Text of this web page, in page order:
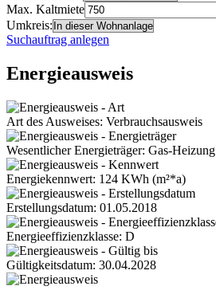
Max. Kaltmiete
Umkreis:
Suchauftrag anlegen
Energieausweis
Art des Ausweises: Verbrauchsausweis
Wesentlicher Energieträger: Gas-Heizung
Energiekennwert: 124 KWh (m²*a)
Erstellungsdatum: 01.05.2018
Energieeffizienzklasse: D
Gültigkeitsdatum: 30.04.2028